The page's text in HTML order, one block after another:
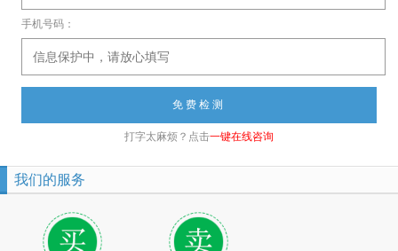
手机号码：
打字太麻烦？点击一键在线咨询
我们的服务